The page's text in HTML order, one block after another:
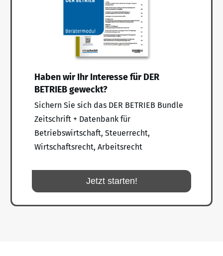
Haben wir Ihr Interesse für DER
BETRIEB geweckt?
Sichern Sie sich das DER BETRIEB Bundle
Zeitschrift + Datenbank für
Betriebswirtschaft, Steuerrecht,
Wirtschaftsrecht, Arbeitsrecht
Jetzt starten!